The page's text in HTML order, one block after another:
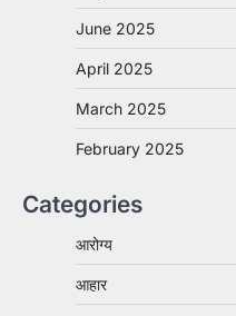
June 2025
April 2025
March 2025
February 2025
Categories
आरोग्य
आहार